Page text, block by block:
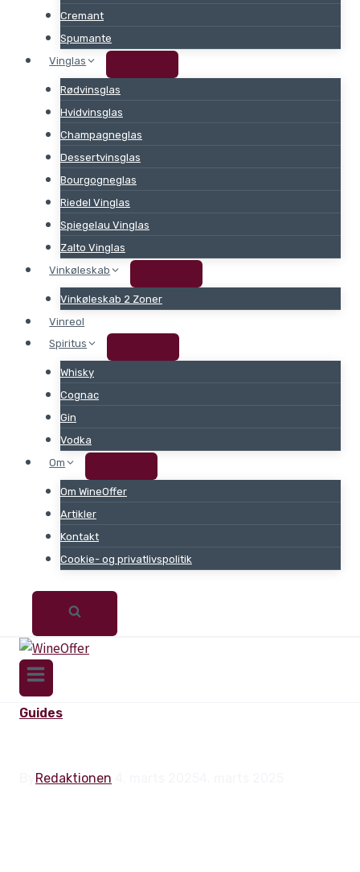
Cremant
Spumante
Vinglas
Rødvinsglas
Hvidvinsglas
Champagneglas
Dessertvinsglas
Bourgogneglas
Riedel Vinglas
Spiegelau Vinglas
Zalto Vinglas
Vinkøleskab
Vinkøleskab 2 Zoner
Vinreol
Spiritus
Whisky
Cognac
Gin
Vodka
Om
Om WineOffer
Artikler
Kontakt
Cookie- og privatlivspolitik
Guides
Redaktionen